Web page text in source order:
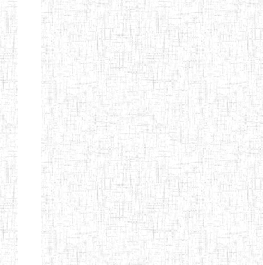
BILINGUE
INCLUSIVE
LOUIS
BRAILLE DU
CJARC
ENIEG LA
PENSEE
28/12/2007 ENIEG Privé
ENIEG PRIVEE
AIME-CESAIRE
28/08/2009 ENIEG Privé
ENIEG
SIANTOU
03/06/2014 ENIEG Privé
ENIEG LA
26/05/2014 ENIEG Privé